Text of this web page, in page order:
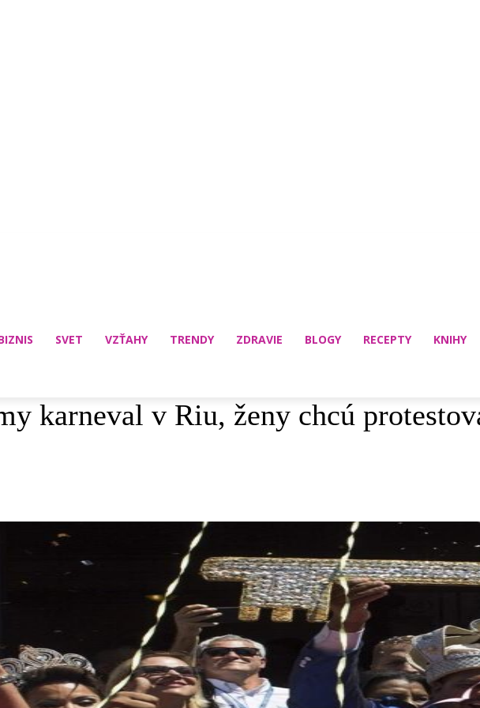
SVET VZŤAHY TRENDY ZDRAVIE BLOGY RECEPTY KNIHY
karneval v Riu, ženy chcú